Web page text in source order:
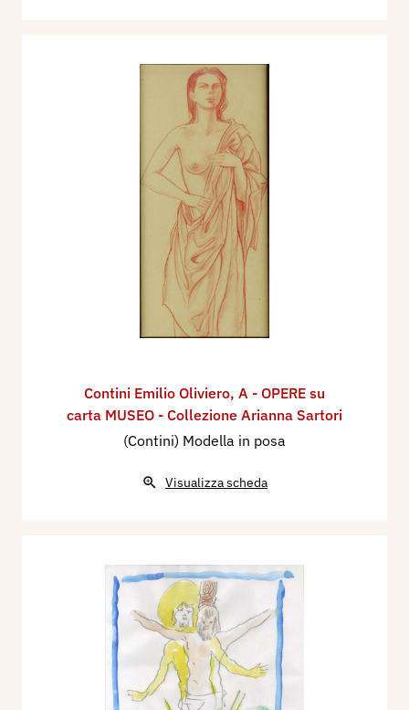
Contini Emilio Oliviero, A - OPERE su
carta MUSEO - Collezione Arianna Sartori
(Contini) Modella in posa
Visualizza scheda